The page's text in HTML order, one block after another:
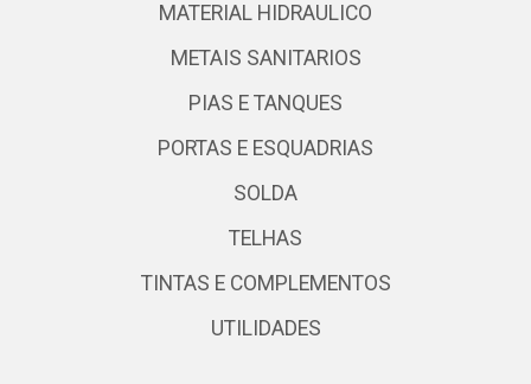
MATERIAL HIDRAULICO
METAIS SANITARIOS
PIAS E TANQUES
PORTAS E ESQUADRIAS
SOLDA
TELHAS
TINTAS E COMPLEMENTOS
UTILIDADES